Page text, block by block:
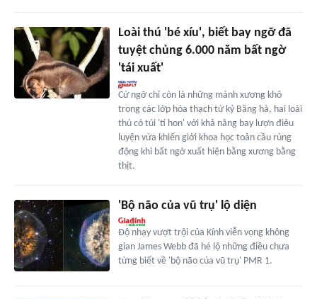
Loài thú 'bé xíu', biết bay ngỡ đã
tuyệt chủng 6.000 năm bất ngờ
'tái xuất'
Cứ ngỡ chỉ còn là những mảnh xương khô
trong các lớp hóa thạch từ kỷ Băng hà, hai loài
thú có túi 'tí hon' với khả năng bay lượn điêu
luyện vừa khiến giới khoa học toàn cầu rúng
động khi bất ngờ xuất hiện bằng xương bằng
thịt.
'Bộ não của vũ trụ' lộ diện
Độ nhạy vượt trội của Kính viễn vọng không
gian James Webb đã hé lộ những điều chưa
từng biết về 'bộ não của vũ trụ' PMR 1.